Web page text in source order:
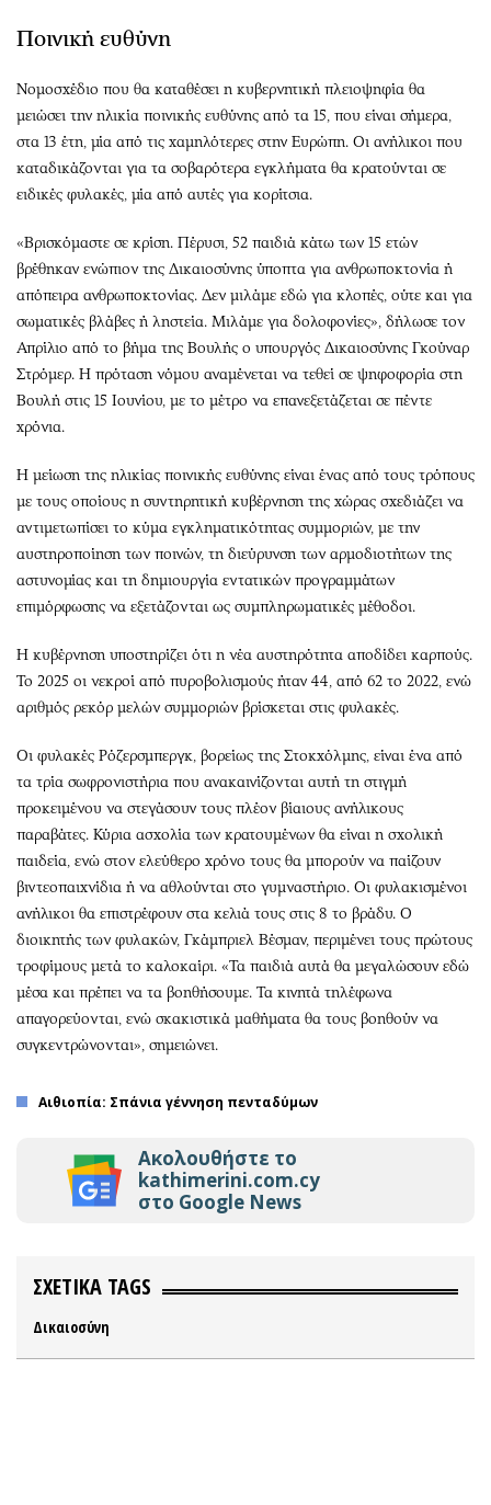
Ποινική ευθύνη
Νομοσχέδιο που θα καταθέσει η κυβερνητική πλειοψηφία θα
μειώσει την ηλικία ποινικής ευθύνης από τα 15, που είναι σήμερα,
στα 13 έτη, μία από τις χαμηλότερες στην Ευρώπη. Οι ανήλικοι που
καταδικάζονται για τα σοβαρότερα εγκλήματα θα κρατούνται σε
ειδικές φυλακές, μία από αυτές για κορίτσια.
«Βρισκόμαστε σε κρίση. Πέρυσι, 52 παιδιά κάτω των 15 ετών
βρέθηκαν ενώπιον της Δικαιοσύνης ύποπτα για ανθρωποκτονία ή
απόπειρα ανθρωποκτονίας. Δεν μιλάμε εδώ για κλοπές, ούτε και για
σωματικές βλάβες ή ληστεία. Μιλάμε για δολοφονίες», δήλωσε τον
Απρίλιο από το βήμα της Βουλής ο υπουργός Δικαιοσύνης Γκούναρ
Στρόμερ. Η πρόταση νόμου αναμένεται να τεθεί σε ψηφοφορία στη
Βουλή στις 15 Ιουνίου, με το μέτρο να επανεξετάζεται σε πέντε
χρόνια.
Η μείωση της ηλικίας ποινικής ευθύνης είναι ένας από τους τρόπους
με τους οποίους η συντηρητική κυβέρνηση της χώρας σχεδιάζει να
αντιμετωπίσει το κύμα εγκληματικότητας συμμοριών, με την
αυστηροποίηση των ποινών, τη διεύρυνση των αρμοδιοτήτων της
αστυνομίας και τη δημιουργία εντατικών προγραμμάτων
επιμόρφωσης να εξετάζονται ως συμπληρωματικές μέθοδοι.
Η κυβέρνηση υποστηρίζει ότι η νέα αυστηρότητα αποδίδει καρπούς.
Το 2025 οι νεκροί από πυροβολισμούς ήταν 44, από 62 το 2022, ενώ
αριθμός ρεκόρ μελών συμμοριών βρίσκεται στις φυλακές.
Οι φυλακές Ρόζερσμπεργκ, βορείως της Στοκχόλμης, είναι ένα από
τα τρία σωφρονιστήρια που ανακαινίζονται αυτή τη στιγμή
προκειμένου να στεγάσουν τους πλέον βίαιους ανήλικους
παραβάτες. Κύρια ασχολία των κρατουμένων θα είναι η σχολική
παιδεία, ενώ στον ελεύθερο χρόνο τους θα μπορούν να παίζουν
βιντεοπαιχνίδια ή να αθλούνται στο γυμναστήριο. Οι φυλακισμένοι
ανήλικοι θα επιστρέφουν στα κελιά τους στις 8 το βράδυ. Ο
διοικητής των φυλακών, Γκάμπριελ Βέσμαν, περιμένει τους πρώτους
τροφίμους μετά το καλοκαίρι. «Τα παιδιά αυτά θα μεγαλώσουν εδώ
μέσα και πρέπει να τα βοηθήσουμε. Τα κινητά τηλέφωνα
απαγορεύονται, ενώ σκακιστικά μαθήματα θα τους βοηθούν να
συγκεντρώνονται», σημειώνει.
Αιθιοπία: Σπάνια γέννηση πενταδύμων
Ακολουθήστε το
kathimerini.com.cy
στο Google News
ΣΧΕΤΙΚΑ TAGS
Δικαιοσύνη